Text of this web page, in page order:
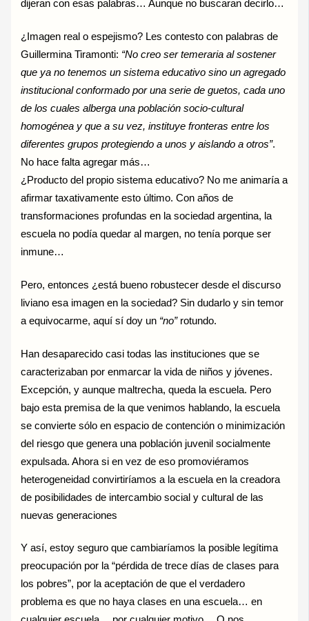
dijeran con esas palabras… Aunque no buscaran decirlo…
¿Imagen real o espejismo? Les contesto con palabras de
Guillermina Tiramonti: “No creo ser temeraria al sostener
que ya no tenemos un sistema educativo sino un agregado
institucional conformado por una serie de guetos, cada uno
de los cuales alberga una población socio-cultural
homogénea y que a su vez, instituye fronteras entre los
diferentes grupos protegiendo a unos y aislando a otros”.
No hace falta agregar más…
¿Producto del propio sistema educativo? No me animaría a
afirmar taxativamente esto último. Con años de
transformaciones profundas en la sociedad argentina, la
escuela no podía quedar al margen, no tenía porque ser
inmune…
Pero, entonces ¿está bueno robustecer desde el discurso
liviano esa imagen en la sociedad? Sin dudarlo y sin temor
a equivocarme, aquí sí doy un “no”rotundo.
Han desaparecido casi todas las instituciones que se
caracterizaban por enmarcar la vida de niños y jóvenes.
Excepción, y aunque maltrecha, queda la escuela. Pero
bajo esta premisa de la que venimos hablando, la escuela
se convierte sólo en espacio de contención o minimización
del riesgo que genera una población juvenil socialmente
expulsada. Ahora si en vez de eso promoviéramos
heterogeneidad convirtiríamos a la escuela en la creadora
de posibilidades de intercambio social y cultural de las
nuevas generaciones
Y así, estoy seguro que cambiaríamos la posible legítima
preocupación por la “pérdida de trece días de clases para
los pobres”, por la aceptación de que el verdadero
problema es que no haya clases en una escuela… en